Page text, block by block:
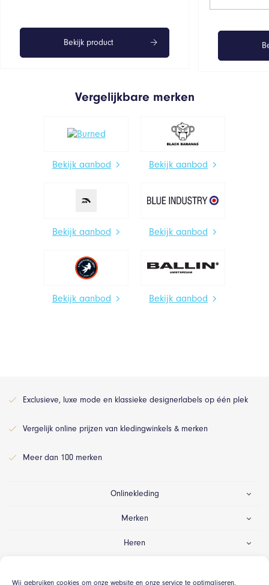
Wij gebruiken cookies om onze website en onze service te optimaliseren.
Bekijk product
Vergelijkbare merken
Bekijk aanbod Bekijk aanbod
Bekijk aanbod Bekijk aanbod
Bekijk aanbod Bekijk aanbod
Exclusieve, luxe mode en klassieke designerlabels op één plek
Vergelijk online prijzen van kledingwinkels & merken
Meer dan 100 merken
Onlinekleding
Merken
Heren